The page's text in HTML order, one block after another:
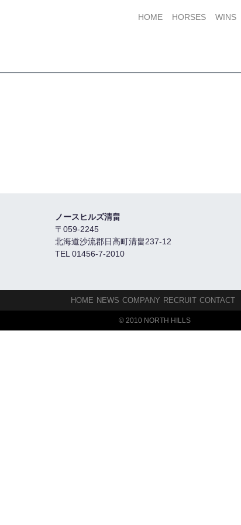
HOME
HORSES WINS
ノースヒルズ清畠
〒059-2245
北海道沙流郡日高町清畠237-12
TEL 01456-7-2010
HOME NEWS COMPANY RECRUIT CONTACT
© 2010 NORTH HILLS